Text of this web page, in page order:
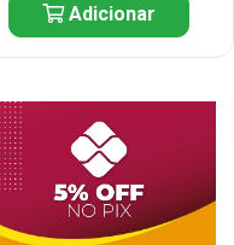
Adicionar